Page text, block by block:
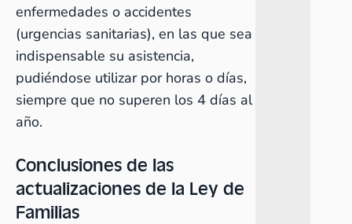
enfermedades o accidentes
(urgencias sanitarias), en las que sea
indispensable su asistencia,
pudiéndose utilizar por horas o días,
siempre que no superen los 4 días al
año.
Conclusiones de las
actualizaciones de la Ley de
Familias